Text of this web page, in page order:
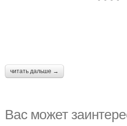
читать дальше →
Вас может